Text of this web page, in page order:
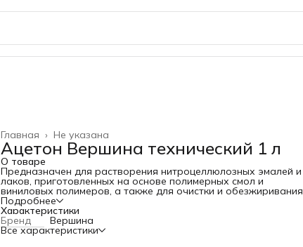
Не указана
Главная ›
Ацетон Вершина технический 1 л
О товаре
Предназначен для растворения нитроцеллюлозных эмалей и
лаков, приготовленных на основе полимерных смол и
виниловых полимеров, а также для очистки и обезжиривания
поверхностей.
Используется в лакокрасочных материалах, наносимых при
низких температурах.
Подробнее
Характеристики
Бренд Вершина
Все характеристики